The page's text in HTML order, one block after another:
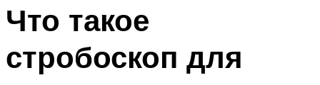
Меню
Что такое
стробоскоп для